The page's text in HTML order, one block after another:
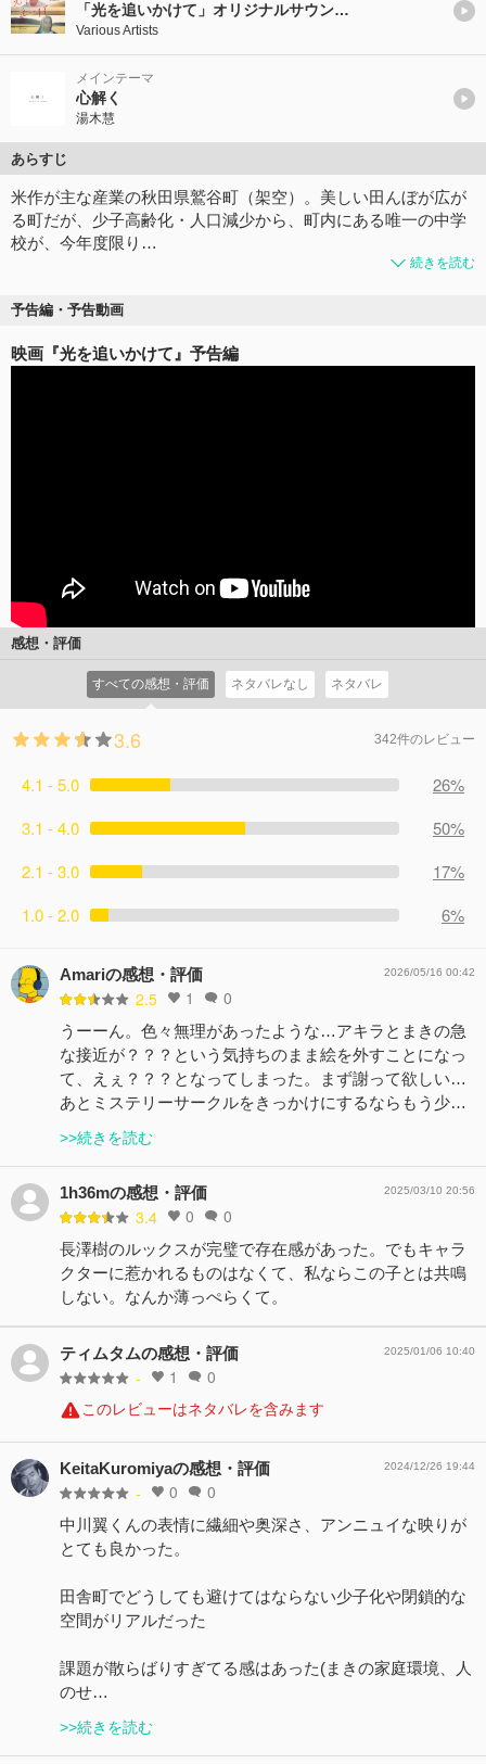
「光を追いかけて」オリジナルサウンドトラック
Various Artists
メインテーマ
心解く
湯木慧
あらすじ
米作が主な産業の秋田県鷲谷町（架空）。美しい田んぼが広が
る町だが、少子高齢化・人口減少から、町内にある唯一の中学
校が、今年度限り…
続きを読む
予告編・予告動画
映画『光を追いかけて』予告編
感想・評価
すべての感想・評価 ネタバレなし ネタバレ
3.6 342件のレビュー
4.1 - 5.0
26%
3.1 - 4.0
50%
2.1 - 3.0
17%
1.0 - 2.0
6%
Amariの感想・評価
2.5 1 0
2026/05/16 00:42
うーーん。色々無理があったような…アキラとまきの急
な接近が？？？という気持ちのまま絵を外すことになっ
て、えぇ？？？となってしまった。まず謝って欲しい…
あとミステリーサークルをきっかけにするならもう少…
>>続きを読む
1h36mの感想・評価
3.4 0 0
2025/03/10 20:56
長澤樹のルックスが完璧で存在感があった。でもキャラ
クターに惹かれるものはなくて、私ならこの子とは共鳴
しない。なんか薄っぺらくて。
ティムタムの感想・評価
- 1 0
2025/01/06 10:40
このレビューはネタバレを含みます
KeitaKuromiyaの感想・評価
- 0 0
2024/12/26 19:44
中川翼くんの表情に繊細や奥深さ、アンニュイな映りが
とても良かった。
田舎町でどうしても避けてはならない少子化や閉鎖的な
空間がリアルだった
課題が散らばりすぎてる感はあった(まきの家庭環境、人
のせ…
>>続きを読む